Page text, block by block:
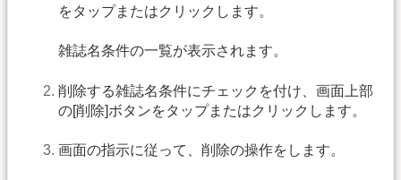
をタップまたはクリックします。
雑誌名条件の一覧が表示されます。
削除する雑誌名条件にチェックを付け、画面上部
の[削除]ボタンをタップまたはクリックします。
画面の指示に従って、削除の操作をします。